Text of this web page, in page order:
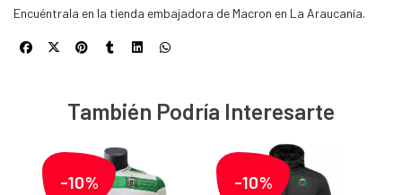
Encuéntrala en la tienda embajadora de Macron en La Araucanía.
También Podría Interesarte
-10% -10%